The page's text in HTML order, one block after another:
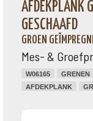
AFDEKPLANK
GESCHAAFD
GROEN
Mes- &
W06165 GRENEN
AFDEKPLANK